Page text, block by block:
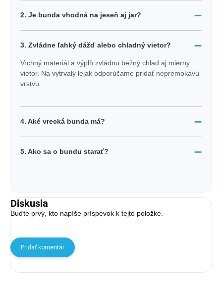
2. Je bunda vhodná na jeseň aj jar? ➖
3. Zvládne ľahký dážď alebo chladný vietor? ➖
Vrchný materiál a výplň zvládnu bežný chlad aj mierny
vietor. Na vytrvalý lejak odporúčame pridať nepremokavú
vrstvu.
4. Aké vrecká bunda má? ➖
5. Ako sa o bundu starať? ➖
Diskusia
Buďte prvý, kto napíše príspevok k tejto položke.
Pridať komentár